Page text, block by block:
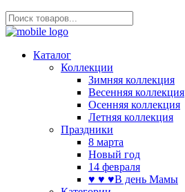
Каталог
Коллекции
Зимняя коллекция
Весенняя коллекция
Осенняя коллекция
Летняя коллекция
Праздники
8 марта
Новый год
14 февраля
♥ ♥ ♥В день Мамы